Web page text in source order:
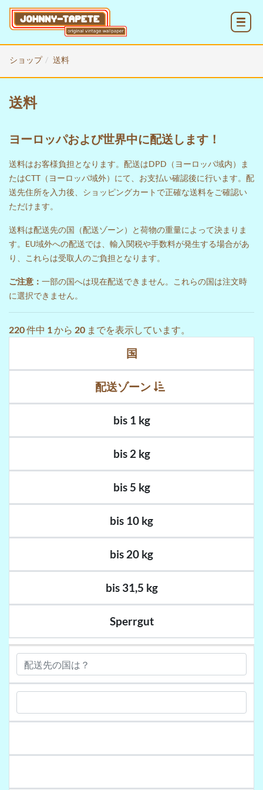
ショップ 送料
送料
ヨーロッパおよび世界中に配送します！
送料はお客様負担となります。配送はDPD（ヨーロッパ域内）ま
たはCTT（ヨーロッパ域外）にて、お支払い確認後に行います。配
送先住所を入力後、 ショッピングカート で正確な送料をご確認い
ただけます。
送料は配送先の国（配送ゾーン）と荷物の重量によって決まりま
す。EU域外への配送では、輸入関税や手数料が発生する場合があ
り、これらは受取人のご負担となります。
ご注意： 一部の国へは現在配送できません。これらの国は注文時
に選択できません。
220件中 1から 20 までを表示しています。
国
配送ゾーン
bis 1 kg
bis 2 kg
bis 5 kg
bis 10 kg
bis 20 kg
bis 31,5 kg
Sperrgut